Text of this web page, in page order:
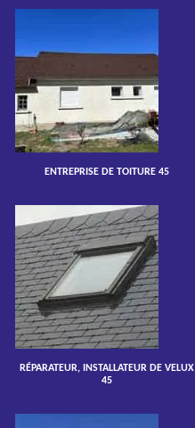
ENTREPRISE DE TOITURE 45
RÉPARATEUR, INSTALLATEUR DE VELUX
45